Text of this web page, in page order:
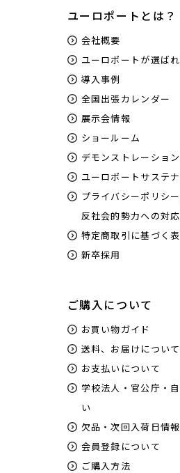
ユーロポートとは？
会社概要
ユーロポートが選ば
導入事例
全国出張カレンダー
展示会情報
ショールーム
デモンストレーション
ユーロポートサステ
プライバシーポリシ
反社会的勢力への対応
特定商取引に基づく
新卒採用
ご購入について
お買い物ガイド
送料、お届けについて
お支払いについて
学校法人・官公庁・
い
欠品・次回入荷日情報
会員登録について
ご購入方法